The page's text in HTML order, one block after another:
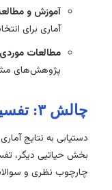
آموزش و
آماری برای
مطالعات
پژوهش‌های
چالش ۳: تفسیر اشتباه نتایج
دستیابی به نتایج
بخش حیاتیی دیگر،
چارچوب نظری و